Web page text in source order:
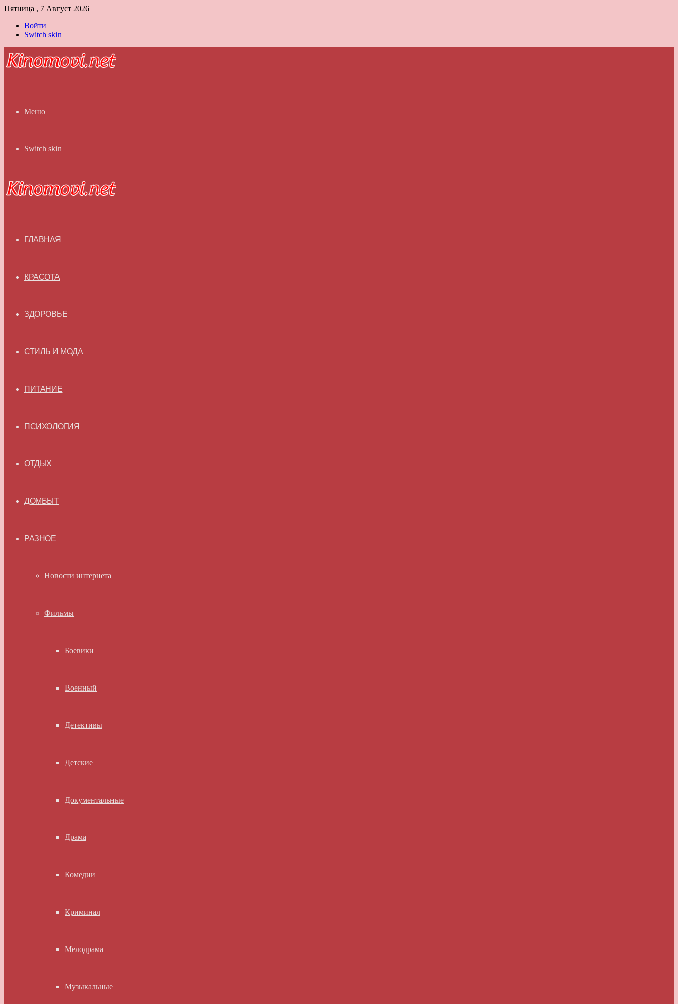
Пятница , 7 Август 2026
Войти
Switch skin
Меню
Switch skin
ГЛАВНАЯ
КРАСОТА
ЗДОРОВЬЕ
СТИЛЬ И МОДА
ПИТАНИЕ
ПСИХОЛОГИЯ
ОТДЫХ
ДОМБЫТ
РАЗНОЕ
Новости интернета
Фильмы
Боевики
Военный
Детективы
Детские
Документальные
Драма
Комедии
Криминал
Мелодрама
Музыкальные